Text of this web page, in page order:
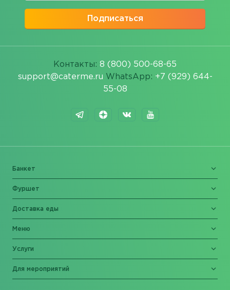
Подписаться
Контакты: 8 (800) 500-68-65
support@caterme.ru WhatsApp: +7 (929) 644-
55-08
Банкет
Фуршет
Доставка еды
Меню
Услуги
Для мероприятий